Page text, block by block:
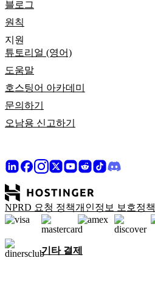
블로그
원칙
지원
튜토리얼 (영어)
도움말
호스팅어 아카데미
문의하기
오남용 신고하기
NPRD 요청 정책개인정보 보호정책
기타 결제